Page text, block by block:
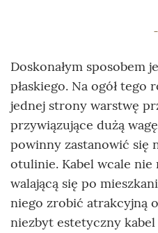
Doskonałym sposobem
płaskiego. Na ogół tego
jednej strony warstwę
przywiązujące dużą
powinny zastanowić się
otulinie. Kabel wcale nie
walającą się po
niego zrobić atrakcyjną
niezbyt estetyczny